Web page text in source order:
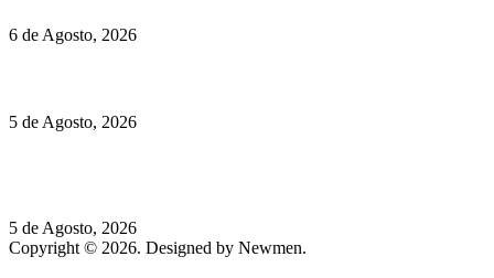
6 de Agosto, 2026
5 de Agosto, 2026
5 de Agosto, 2026
Copyright © 2026. Designed by Newmen.